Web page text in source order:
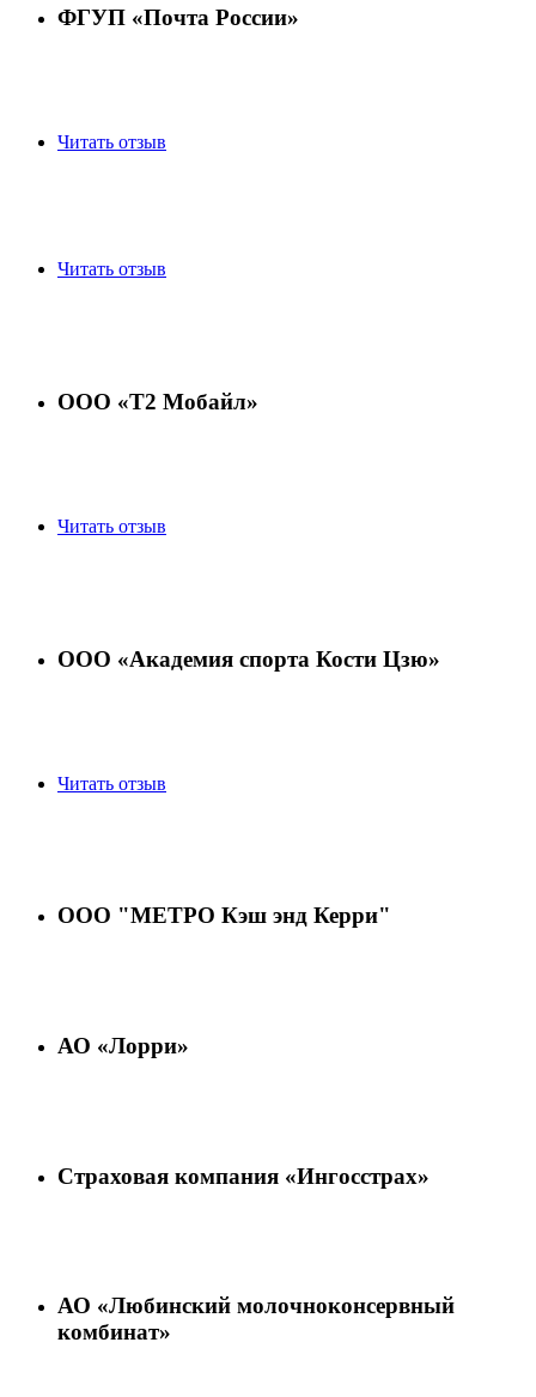
ФГУП «Почта России»
Читать отзыв
Читать отзыв
ООО «Т2 Мобайл»
Читать отзыв
ООО «Академия спорта Кости Цзю»
Читать отзыв
ООО "МЕТРО Кэш энд Керри"
АО «Лорри»
Страховая компания «Ингосстрах»
АО «Любинский молочноконсервный
комбинат»